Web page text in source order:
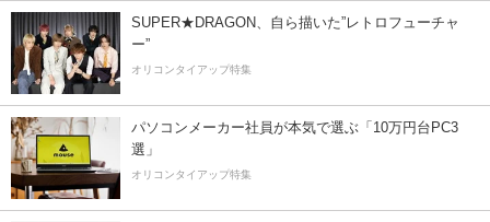
SUPER★DRAGON、自ら描いた”レトロフューチャ
ー”
オリコンタイアップ特集
パソコンメーカー社員が本気で選ぶ「10万円台PC3
選」
オリコンタイアップ特集